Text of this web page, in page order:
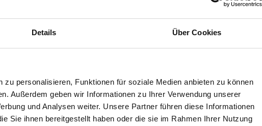
Details Über Cookies
personalisieren, Funktionen für soziale Medien anbieten zu können
Außerdem geben wir Informationen zu Ihrer Verwendung unserer
und Analysen weiter. Unsere Partner führen diese Informationen
Sie ihnen bereitgestellt haben oder die sie im Rahmen Ihrer Nutzung